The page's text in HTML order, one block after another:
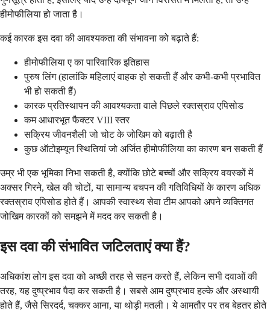
हीमोफीलिया हो जाता है।
कई कारक इस दवा की आवश्यकता की संभावना को बढ़ाते हैं:
हीमोफीलिया ए का पारिवारिक इतिहास
पुरुष लिंग (हालांकि महिलाएं वाहक हो सकती हैं और कभी-कभी प्रभावित
भी हो सकती हैं)
कारक प्रतिस्थापन की आवश्यकता वाले पिछले रक्तस्राव एपिसोड
कम आधारभूत फैक्टर VIII स्तर
सक्रिय जीवनशैली जो चोट के जोखिम को बढ़ाती है
कुछ ऑटोइम्यून स्थितियां जो अर्जित हीमोफीलिया का कारण बन सकती हैं
उम्र भी एक भूमिका निभा सकती है, क्योंकि छोटे बच्चों और सक्रिय वयस्कों में
अक्सर गिरने, खेल की चोटों, या सामान्य बचपन की गतिविधियों के कारण अधिक
रक्तस्राव एपिसोड होते हैं। आपकी स्वास्थ्य सेवा टीम आपको अपने व्यक्तिगत
जोखिम कारकों को समझने में मदद कर सकती है।
इस दवा की संभावित जटिलताएं क्या हैं?
अधिकांश लोग इस दवा को अच्छी तरह से सहन करते हैं, लेकिन सभी दवाओं की
तरह, यह दुष्प्रभाव पैदा कर सकती है। सबसे आम दुष्प्रभाव हल्के और अस्थायी
होते हैं, जैसे सिरदर्द, चक्कर आना, या थोड़ी मतली। ये आमतौर पर तब बेहतर होते